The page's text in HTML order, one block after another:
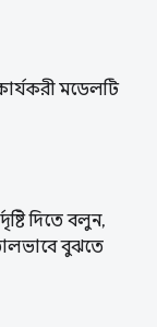
মডেলটি
দিতে বলুন,
বুঝতে